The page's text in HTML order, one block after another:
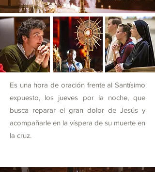
Es una hora de oración frente al Santísimo
expuesto, los jueves por la noche, que
busca reparar el gran dolor de Jesús y
acompañarle en la víspera de su muerte en
la cruz.